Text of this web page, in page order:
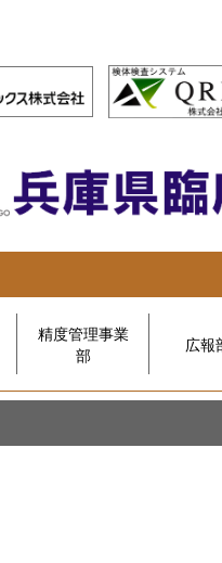
精度管理事業
部
広報